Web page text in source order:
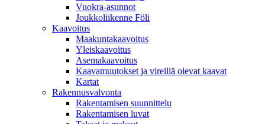
Vuokra-asunnot
Joukkoliikenne Föli
Kaavoitus
Maakuntakaavoitus
Yleiskaavoitus
Asemakaavoitus
Kaavamuutokset ja vireillä olevat kaavat
Kartat
Rakennusvalvonta
Rakentamisen suunnittelu
Rakentamisen luvat